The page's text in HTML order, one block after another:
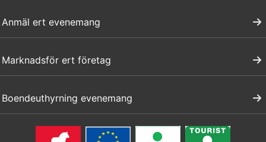
Anmäl ert evenemang
Marknadsför ert företag
Boendeuthyrning evenemang